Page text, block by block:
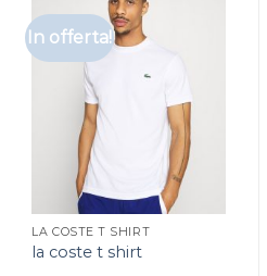
In offerta!
LA COSTE T SHIRT
la coste t shirt